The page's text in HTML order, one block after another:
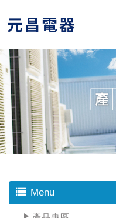
Menu